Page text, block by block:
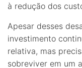
à redução dos
Apesar desses
investimento
relativa, mas
sobreviver em um